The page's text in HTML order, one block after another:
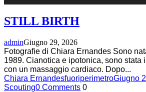
STILL BIRTH
adminGiugno 29, 2026
Fotografie di Chiara Ernandes Sono
1989. Cianotica e ipotonica, sono stata
con un massaggio cardiaco. Dopo...
Chiara ErnandesfuoriperimetroGiugno
Scouting0 Comments 0